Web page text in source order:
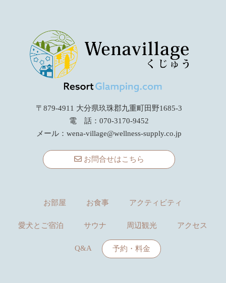
〒879-4911 大分県玖珠郡九重町田野1685-3
電 話：070-3170-9452
メール：wena-village@wellness-supply.co.jp
お問合せはこちら
お部屋 お食事 アクティビティ
愛犬とご宿泊 サウナ 周辺観光 アクセス
Q&A 予約・料金